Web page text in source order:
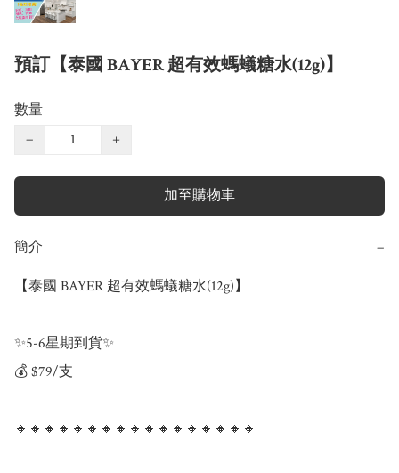
預訂【泰國 BAYER 超有效螞蟻糖水(12g)】
數量
−
+
加至購物車
簡介 −
【泰國 BAYER 超有效螞蟻糖水(12g)】
✨5-6星期到貨✨
💰 $79/支
🔸🔸🔸🔸🔸🔸🔸🔸🔸🔸🔸🔸🔸🔸🔸🔸🔸